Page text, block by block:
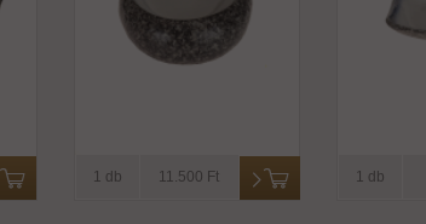
1 db 11.500 Ft 1 db